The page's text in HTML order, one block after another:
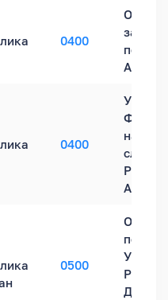
0400
зал
по
Алтай
0400
Алтай
0500
УФНС